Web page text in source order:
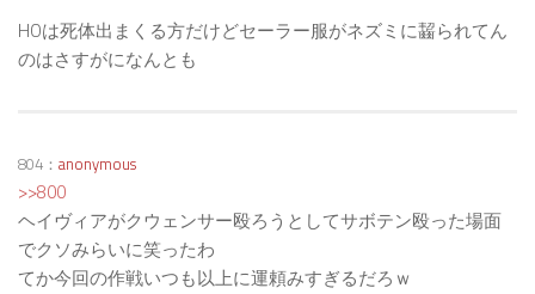
HOは死体出まくる方だけどセーラー服がネズミに齧られてん
のはさすがになんとも
804： anonymous
>>800
ヘイヴィアがクウェンサー殴ろうとしてサボテン殴った場面
でクソみらいに笑ったわ
てか今回の作戦いつも以上に運頼みすぎるだろｗ